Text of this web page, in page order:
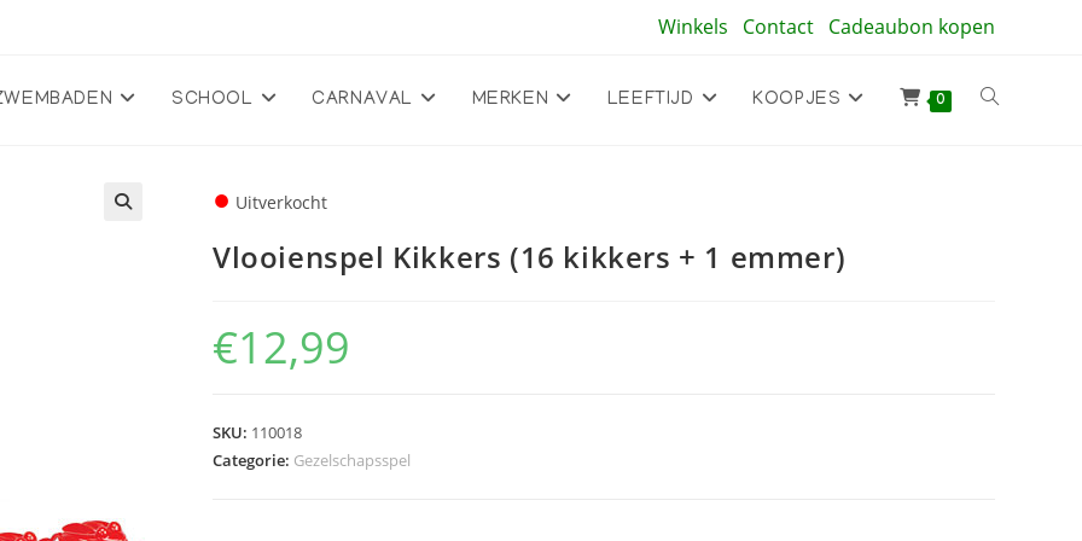
Winkels Contact Cadeaubon kopen
SCHOOL CARNAVAL MERKEN LEEFTIJD KOOPJES 0 Toggle
● Uitverkocht
Vlooienspel Kikkers (16 kikkers + 1 emmer)
€12,99
SKU: 110018
Categorie: Gezelschapsspel